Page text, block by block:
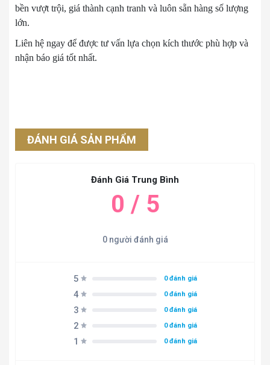
bền vượt trội, giá thành cạnh tranh và luôn sẵn hàng số lượng
lớn.
Liên hệ ngay để được tư vấn lựa chọn kích thước phù hợp và
nhận báo giá tốt nhất.
ĐÁNH GIÁ SẢN PHẨM
Đánh Giá Trung Bình
0 / 5
0 người đánh giá
5 0 đánh giá
4 0 đánh giá
3 0 đánh giá
2 0 đánh giá
1 0 đánh giá